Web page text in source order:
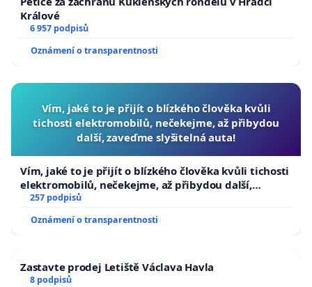
Králové
6 957 podpisů
Oznámení o transparentnosti
Vím, jaké to je přijít o blízkého člověka kvůli
tichosti elektromobilů, nečekejme, až přibydou
další, zaveďme slyšitelná auta!
Vím, jaké to je přijít o blízkého člověka kvůli tichosti
elektromobilů, nečekejme, až přibydou další,
zaveďme slyšitelná auta!
257 podpisů
Oznámení o transparentnosti
Zastavte prodej Letiště Václava Havla
8 podpisů